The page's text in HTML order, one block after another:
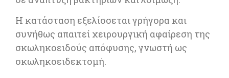
Η κατάσταση εξελίσσεται γρήγορα και
συνήθως απαιτεί χειρουργική αφαίρεση της
σκωληκοειδούς απόφυσης, γνωστή ως
σκωληκοειδεκτομή.